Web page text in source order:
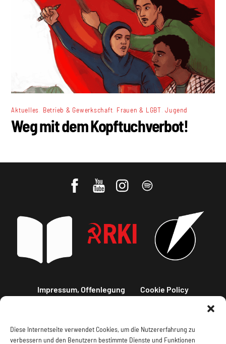
Diese Internetseite verwendet Cookies, um die Nutzererfahrung zu
verbessern und den Benutzern bestimmte Dienste und Funktionen
Aktuelles Betrieb & Gewerkschaft Frauen & LGBT ,Jugend
Weg mit dem Kopftuchverbot!
Impressum, Offenlegung Cookie Policy